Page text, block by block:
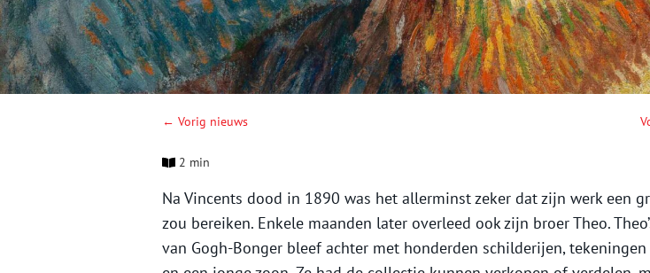
← Vorig nieuws
2 min
Na Vincents dood in 1890 was het allerminst zeker dat zijn werk een
zou bereiken. Enkele maanden later overleed ook zijn broer Theo.
van Gogh-Bonger bleef achter met honderden schilderijen,